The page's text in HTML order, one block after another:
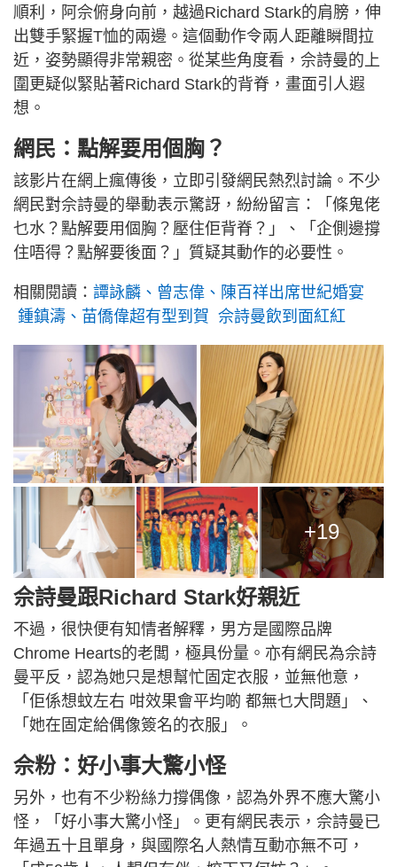
順利，阿佘俯身向前，越過Richard Stark的肩膀，伸
出雙手緊握T恤的兩邊。這個動作令兩人距離瞬間拉
近，姿勢顯得非常親密。從某些角度看，佘詩曼的上
圍更疑似緊貼著Richard Stark的背脊，畫面引人遐
想。
網民：點解要用個胸？
該影片在網上瘋傳後，立即引發網民熱烈討論。不少
網民對佘詩曼的舉動表示驚訝，紛紛留言：「條鬼佬
乜水？點解要用個胸？壓住佢背脊？」、「企側邊撐
住唔得？點解要後面？」質疑其動作的必要性。
相關閱讀： 譚詠麟、曾志偉、陳百祥出席世紀婚宴
鍾鎮濤、苗僑偉超有型到賀 佘詩曼飲到面紅紅
+19
佘詩曼跟Richard Stark好親近
不過，很快便有知情者解釋，男方是國際品牌
Chrome Hearts的老闆，極具份量。亦有網民為佘詩
曼平反，認為她只是想幫忙固定衣服，並無他意，
「佢係想蚊左右 咁效果會平均啲 都無乜大問題」、
「她在固定給偶像簽名的衣服」。
佘粉：好小事大驚小怪
另外，也有不少粉絲力撐偶像，認為外界不應大驚小
怪，「好小事大驚小怪」。更有網民表示，佘詩曼已
年過五十且單身，與國際名人熱情互動亦無不可，